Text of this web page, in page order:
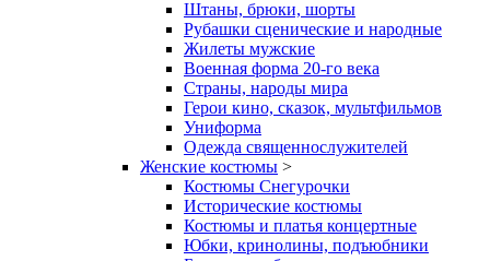
Штаны, брюки, шорты
Рубашки сценические и народные
Жилеты мужские
Военная форма 20-го века
Страны, народы мира
Герои кино, сказок, мультфильмов
Униформа
Одежда священнослужителей
Женские костюмы >
Костюмы Снегурочки
Исторические костюмы
Костюмы и платья концертные
Юбки, кринолины, подъюбники